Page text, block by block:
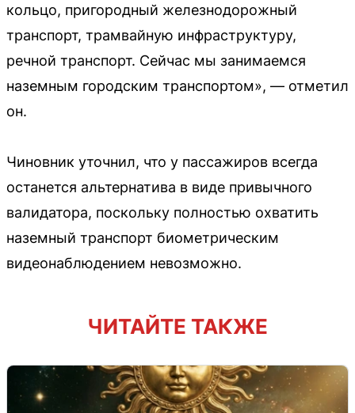
кольцо, пригородный железнодорожный
транспорт, трамвайную инфраструктуру,
речной транспорт. Сейчас мы занимаемся
наземным городским транспортом», — отметил
он.
Чиновник уточнил, что у пассажиров всегда
останется альтернатива в виде привычного
валидатора, поскольку полностью охватить
наземный транспорт биометрическим
видеонаблюдением невозможно.
ЧИТАЙТЕ ТАКЖЕ